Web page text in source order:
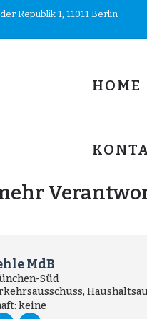
Republik 1, 11011 Berlin
HOME
MdB
Süd
keine